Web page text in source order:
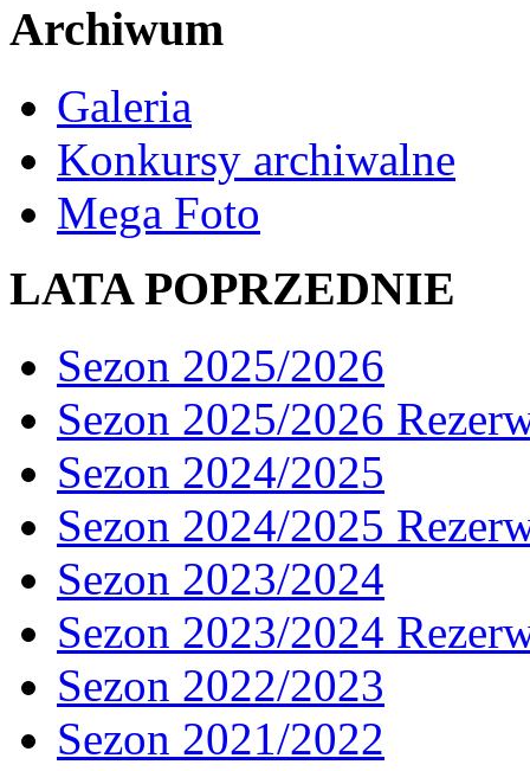
Archiwum
Galeria
Konkursy archiwalne
Mega Foto
LATA POPRZEDNIE
Sezon 2025/2026
Sezon 2025/2026
Sezon 2024/2025
Sezon 2024/2025
Sezon 2023/2024
Sezon 2023/2024
Sezon 2022/2023
Sezon 2021/2022